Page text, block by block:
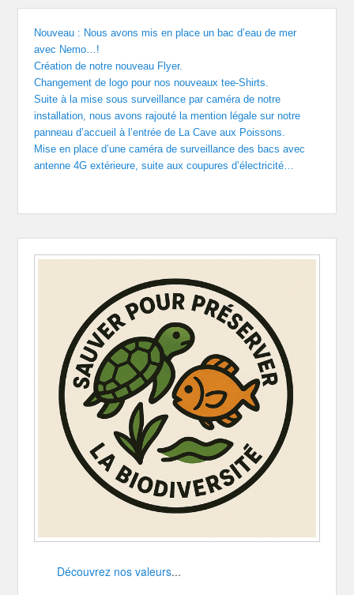
Nouveau : Nous avons mis en place un bac d’eau de mer
avec Nemo…!
Création de notre nouveau Flyer.
Changement de logo pour nos nouveaux tee-Shirts.
Suite à la mise sous surveillance par caméra de notre
installation, nous avons rajouté la mention légale sur notre
panneau d’accueil à l’entrée de La Cave aux Poissons.
Mise en place d’une caméra de surveillance des bacs avec
antenne 4G extérieure, suite aux coupures d’électricité…
Découvrez nos valeurs...